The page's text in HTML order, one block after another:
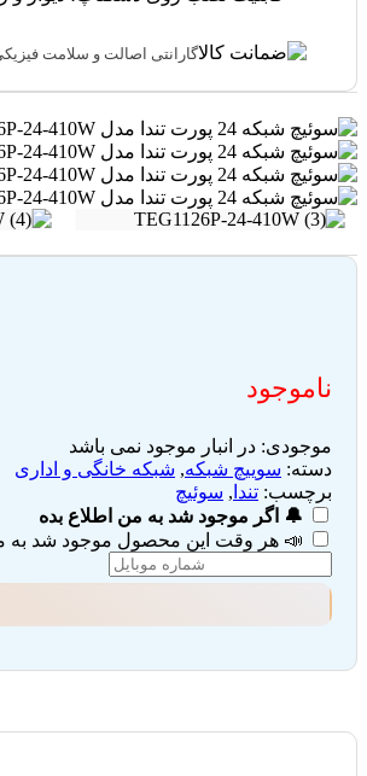
گارانتی اصالت و سلامت
ناموجود
موجودی: در انبار موجود نمی باشد
دسته: سوییچ شبکه, شبکه خانگی و اداری
برچسب: تندا , سوئیچ
🔔 اگر موجود شد به من اطلاع بده
📣 هر وقت این محصول موجود شد به من